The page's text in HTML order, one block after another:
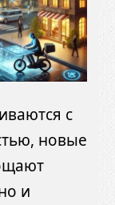
с
новые
и